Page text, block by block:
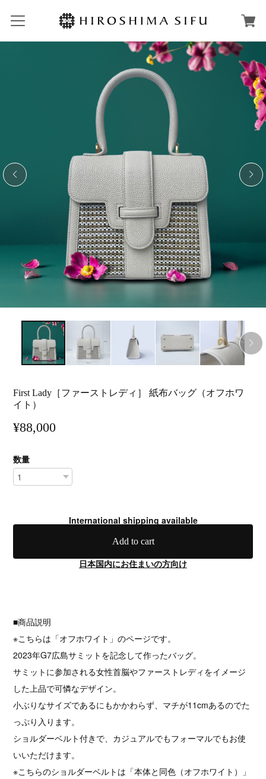
First Lady［ファーストレディ］ 紙布バッグ（オフホワ
イト）
¥88,000
数量
International shipping available
Add to cart
日本国内にお住まいの方向け
■商品説明
※こちらは「オフホワイト」のページです。
2023年G7広島サミットを記念して作ったバッグ。
サミットに参加される女性首脳やファーストレディをイメージ
した上品で可憐なデザイン。
小ぶりなサイズであるにもかかわらず、マチが11cmあるのでた
っぷり入ります。
ショルダーベルト付きで、カジュアルでもフォーマルでもお使
いいただけます。
※こちらのショルダーベルトは「本体と同色（オフホワイト）」